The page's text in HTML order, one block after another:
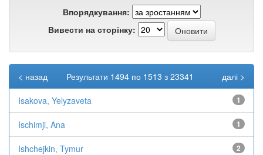
Впорядкування:
Вивести на сторінку:
Результати 1494 по 1513 з 23341
< назад далі >
Isakova, Yelyzaveta 1
Ischimji, Ana 1
Ishchejkin, Tymur 2